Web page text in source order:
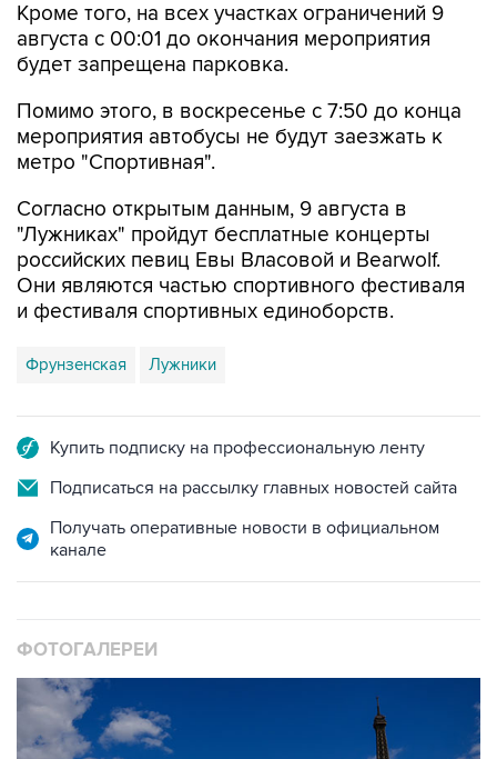
Кроме того, на всех участках ограничений 9
августа с 00:01 до окончания мероприятия
будет запрещена парковка.
Помимо этого, в воскресенье с 7:50 до конца
мероприятия автобусы не будут заезжать к
метро "Спортивная".
Согласно открытым данным, 9 августа в
"Лужниках" пройдут бесплатные концерты
российских певиц Евы Власовой и Bearwolf.
Они являются частью спортивного фестиваля
и фестиваля спортивных единоборств.
Фрунзенская Лужники
Купить подписку на профессиональную ленту
Подписаться на рассылку главных новостей сайта
Получать оперативные новости в официальном
канале
ФОТОГАЛЕРЕИ